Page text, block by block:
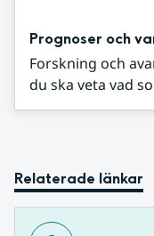
Prognoser och
Forskning och
du ska veta vad
Relaterade länkar